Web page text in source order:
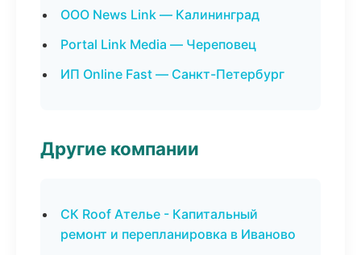
ООО News Link — Калининград
Portal Link Media — Череповец
ИП Online Fast — Санкт-Петербург
Другие компании
СК Roof Ателье - Капитальный
ремонт и перепланировка в Иваново